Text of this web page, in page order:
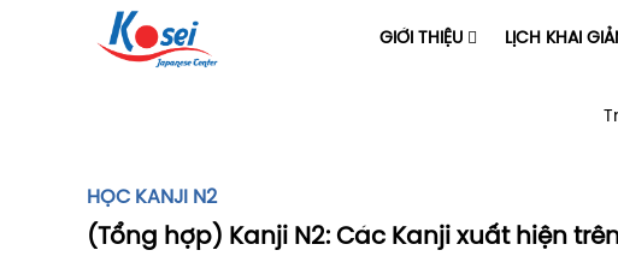
GIỚI THIỆU LỊCH KHAI
HỌC KANJI N2
(Tổng hợp) Kanji N2: Các Kanji xuất hiện